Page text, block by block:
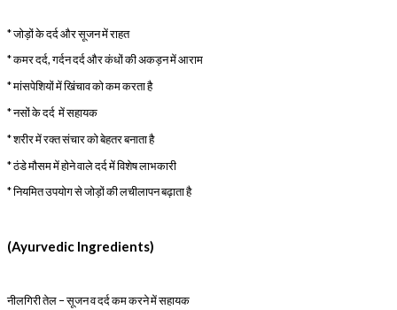
* जोड़ों के दर्द और सूजन में राहत
* कमर दर्द, गर्दन दर्द और कंधों की अकड़न में आराम
* मांसपेशियों में खिंचाव को कम करता है
* नसों के दर्द में सहायक
* शरीर में रक्त संचार को बेहतर बनाता है
* ठंडे मौसम में होने वाले दर्द में विशेष लाभकारी
* नियमित उपयोग से जोड़ों की लचीलापन बढ़ाता है
(Ayurvedic Ingredients)
नीलगिरी तेल – सूजन व दर्द कम करने में सहायक